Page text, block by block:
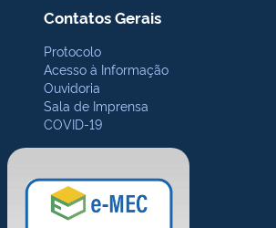
Contatos Gerais
Protocolo
Acesso à Informação
Ouvidoria
Sala de Imprensa
COVID-19